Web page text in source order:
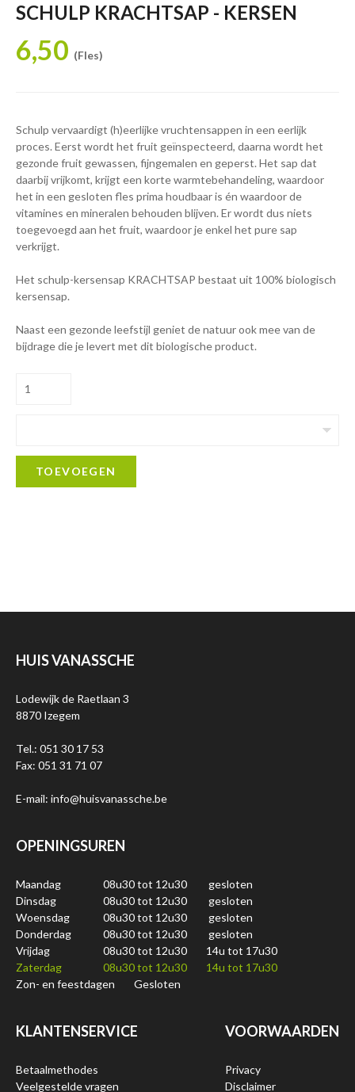
SCHULP KRACHTSAP - KERSEN
6,50 (Fles)
Schulp vervaardigt (h)eerlijke vruchtensappen in een eerlijk
proces. Eerst wordt het fruit geïnspecteerd, daarna wordt het
gezonde fruit gewassen, fijngemalen en geperst. Het sap dat
daarbij vrijkomt, krijgt een korte warmtebehandeling, waardoor
het in een gesloten fles prima houdbaar is én waardoor de
vitamines en mineralen behouden blijven. Er wordt dus niets
toegevoegd aan het fruit, waardoor je enkel het pure sap
verkrijgt.
Het schulp-kersensap KRACHTSAP bestaat uit 100% biologisch
kersensap.
Naast een gezonde leefstijl geniet de natuur ook mee van de
bijdrage die je levert met dit biologische product.
TOEVOEGEN
HUIS VANASSCHE
Lodewijk de Raetlaan 3
8870 Izegem
Tel.: 051 30 17 53
Fax: 051 31 71 07
E-mail: info@huisvanassche.be
OPENINGSUREN
Maandag 08u30 tot 12u30
gesloten
Dinsdag
08u30 tot 12u30
gesloten
Woensdag
08u30 tot 12u30
gesloten
Donderdag
08u30 tot 12u30
gesloten
Vrijdag
08u30 tot 12u30
14u tot 17u30
Zaterdag
08u30 tot 12u30
14u tot 17u30
Zon- en feestdagen
Gesloten
KLANTENSERVICE
Betaalmethodes
Veelgestelde vragen
VOORWAARDEN
Privacy
Disclaimer